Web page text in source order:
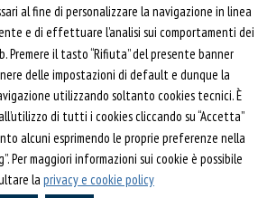
in Laterano, 152 | 00184 Roma
T: 06 70374.275
trasporti@confartigianato.it
Privacy e Cookie Policy
Informativa
Riferimenti
al fine di personalizzare la navigazione in linea
e di effettuare l’analisi sui comportamenti dei
Premere il tasto “Rifiuta” del presente banner
delle impostazioni di default e dunque la
utilizzando soltanto cookies tecnici. È
di tutti i cookies cliccando su “Accetta”
alcuni esprimendo le proprie preferenze nella
Per maggiori informazioni sui cookie è possibile
la privacy e cookie policy